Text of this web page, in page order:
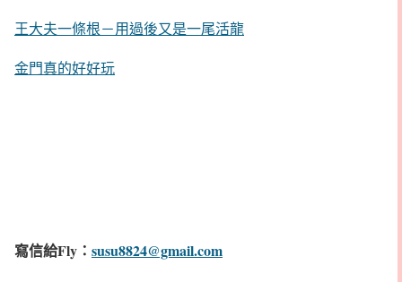
王大夫一條根－用過後又是一尾活龍
金門真的好好玩
寫信給Fly： susu8824@gmail.com